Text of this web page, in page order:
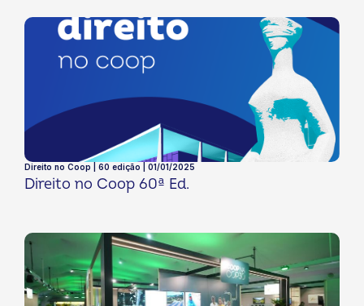
Direito no Coop | 60 edição | 01/01/2025
Direito no Coop 60ª Ed.